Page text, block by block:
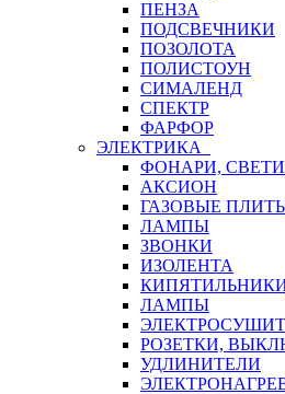
ПЕНЗА
ПОДСВЕЧНИКИ
ПОЗОЛОТА
ПОЛИСТОУН
СИМАЛЕНД
СПЕКТР
ФАРФОР
ЭЛЕКТРИКА
ФОНАРИ,
АКСИОН
ГАЗОВЫЕ
ЛАМПЫ
ЗВОНКИ
ИЗОЛЕНТА
ЛАМПЫ
РОЗЕТКИ,
УДЛИНИТЕЛИ